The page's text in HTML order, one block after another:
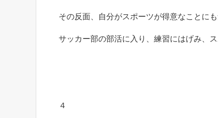
その反面、自分がスポーツが得意なことにも
サッカー部の部活に入り、練習にはげみ、
４